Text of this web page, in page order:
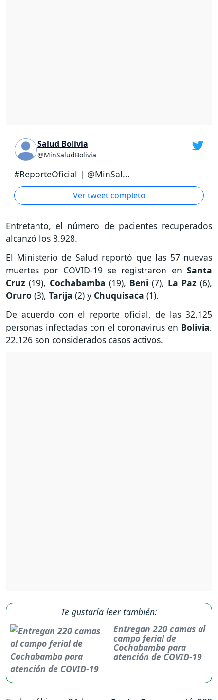
Salud Bolivia
@MinSaludBolivia
#ReporteOficial | @MinSal...
Ver tweet completo
Entretanto, el número de pacientes recuperados
alcanzó los 8.928.
El Ministerio de Salud reportó que las 57 nuevas
muertes por COVID-19 se registraron en Santa
Cruz(19), Cochabamba (19), Beni(7), La Paz (6),
Oruro (3), Tarija (2) y Chuquisaca (1).
De acuerdo con el reporte oficial, de las 32.125
personas infectadas con el coronavirus en Bolivia,
22.126 son considerados casos activos.
Te gustaría leer también:
Entregan 220 camas al
campo ferial de
Cochabamba para
atención de COVID-19